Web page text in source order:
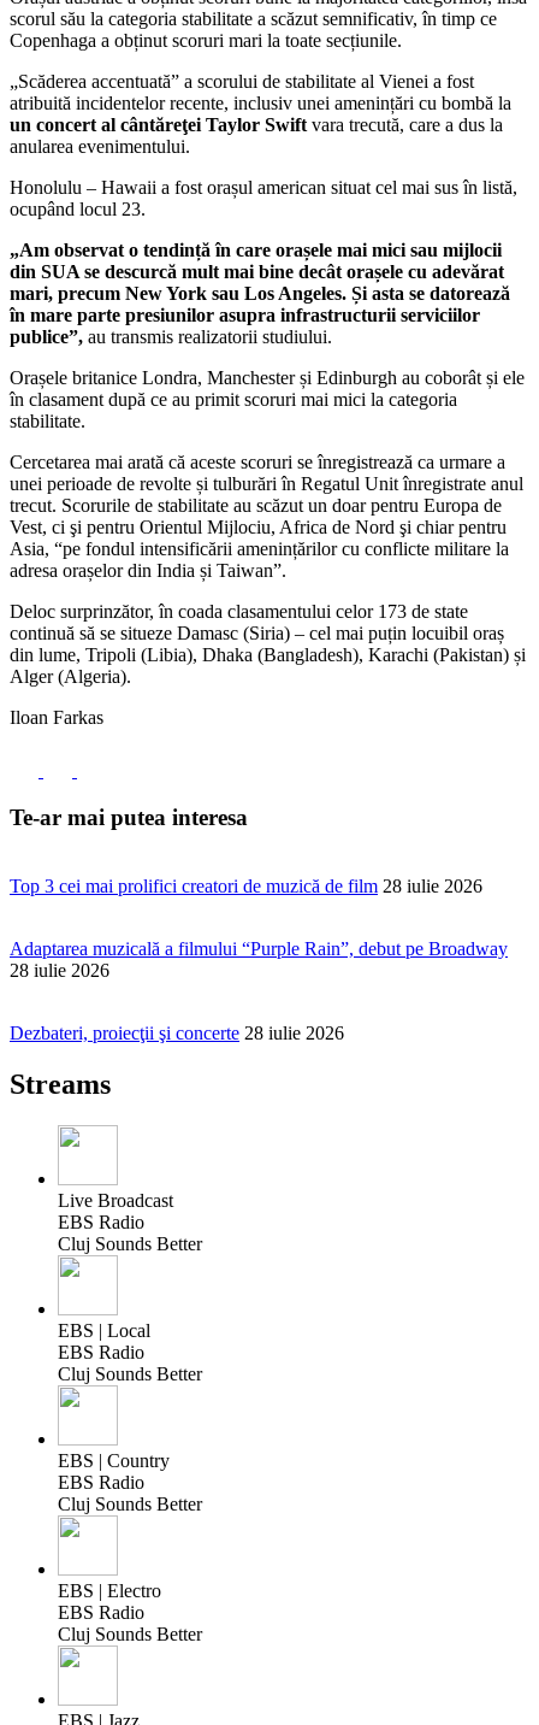
scorul său la categoria stabilitate a scăzut semnificativ, în timp ce
Copenhaga a obținut scoruri mari la toate secțiunile.
„Scăderea accentuată” a scorului de stabilitate al Vienei a fost
atribuită incidentelor recente, inclusiv unei amenințări cu bombă la
un concert al cântăreţei Taylor Swiftvara trecută, care a dus la
anularea evenimentului.
Honolulu – Hawaii a fost orașul american situat cel mai sus în listă,
ocupând locul 23.
„Am observat o tendință în care orașele mai mici sau mijlocii
din SUA se descurcă mult mai bine decât orașele cu adevărat
mari, precum New York sau Los Angeles. Și asta se datorează
în mare parte presiunilor asupra infrastructurii serviciilor
publice”, au transmis realizatorii studiului.
Orașele britanice Londra, Manchester și Edinburgh au coborât și ele
în clasament după ce au primit scoruri mai mici la categoria
stabilitate.
Cercetarea mai arată că aceste scoruri se înregistrează ca urmare a
unei perioade de revolte și tulburări în Regatul Unit înregistrate anul
trecut. Scorurile de stabilitate au scăzut un doar pentru Europa de
Vest, ci şi pentru Orientul Mijlociu, Africa de Nord şi chiar pentru
Asia, “pe fondul intensificării amenințărilor cu conflicte militare la
adresa orașelor din India și Taiwan”.
Deloc surprinzător, în coada clasamentului celor 173 de state
continuă să se situeze Damasc (Siria) – cel mai puțin locuibil oraș
din lume, Tripoli (Libia), Dhaka (Bangladesh), Karachi (Pakistan) și
Alger (Algeria).
Iloan Farkas
Te-ar mai putea interesa
Top 3 cei mai prolifici creatori de muzică de film 28 iulie 2026
Adaptarea muzicală a filmului “Purple Rain”, debut pe Broadway
28 iulie 2026
Dezbateri, proiecţii şi concerte 28 iulie 2026
Streams
Live Broadcast
EBS Radio
Cluj Sounds Better
EBS | Local
EBS Radio
Cluj Sounds Better
EBS | Country
EBS Radio
Cluj Sounds Better
EBS | Electro
EBS Radio
Cluj Sounds Better
EBS | Jazz